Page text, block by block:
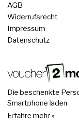
AGB
Widerrufsrecht
Impressum
Datenschutz
Die beschenkte
Smartphone laden.
Erfahre mehr »